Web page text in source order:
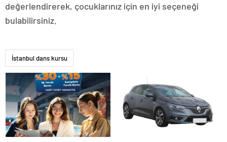
değerlendirerek, çocuklarınız için en iyi seçeneği
bulabilirsiniz.
İstanbul dans kursu